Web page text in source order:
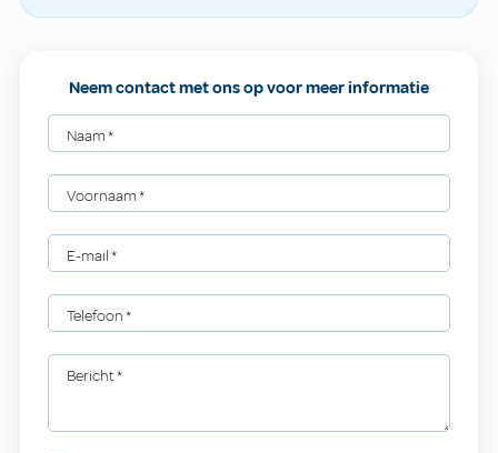
Neem contact met ons op voor meer informatie
Naam*
Voornaam*
E-mail*
Telefoon*
Bericht*